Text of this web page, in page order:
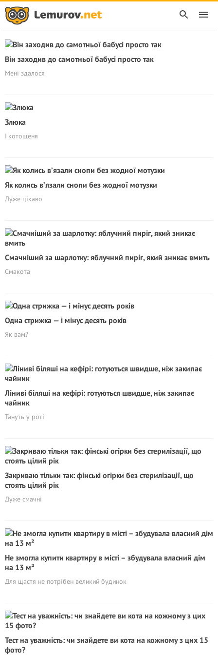
Він заходив до самотньої бабусі просто так
Мені здалося
Злюка
І котощеня
Як колись в’язали снопи без жодної мотузки
Дуже цікаво
Смачніший за шарлотку: яблучний пиріг, який зникає вмить
Смакота
Одна стрижка — і мінус десять років
Як вам?
Ліниві біляші на кефірі: готуються швидше, ніж закипає
чайник
Тануть у роті
Закриваю тільки так: фінські огірки без стерилізації, що
стоять цілий рік
Дуже смачні
Не змогла купити квартиру в місті – збудувала власний дім
на 13 м²
Для щастя не потрібен великий будинок
Тест на уважність: чи знайдете ви кота на кожному з цих 15
фото?